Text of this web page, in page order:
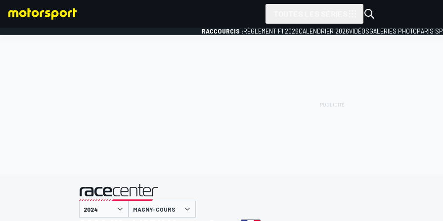
RACCOURCIS :RÈGLEMENT F1 2026CALENDRIER 2026VIDÉOSGALERIES PHOTOPARIS
présenté par
MAGNY-COURS